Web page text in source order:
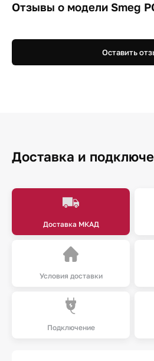
Отзывы о модели Smeg
Оставить
Доставка и
Доставка МКАД
Условия доставки
Подключение